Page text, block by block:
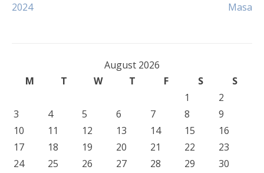
navigation
2024
Masa
August 2026
M
T W T F S
S
1
2
3
4 5 6 7 8
9
10
11 12 13 14 15
16
17
18 19 20 21 22
23
24
25 26 27 28 29
30